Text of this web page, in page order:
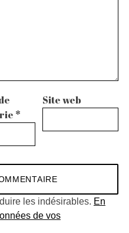
*
Site web
les indésirables. En
de vos